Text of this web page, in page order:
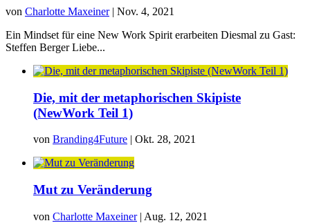
von Charlotte Maxeiner| Nov. 4, 2021
Ein Mindset für eine New Work Spirit erarbeiten Diesmal zu Gast:
Steffen Berger Liebe...
Die, mit der metaphorischen Skipiste
(NewWork Teil 1)
von Branding4Future | Okt. 28, 2021
Mut zu Veränderung
von Charlotte Maxeiner| Aug. 12, 2021